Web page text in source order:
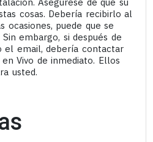
cosas. Debería recibirlo al
ocasiones, puede que se
embargo, si después de
el email, debería contactar
Vivo de inmediato. Ellos
usted.